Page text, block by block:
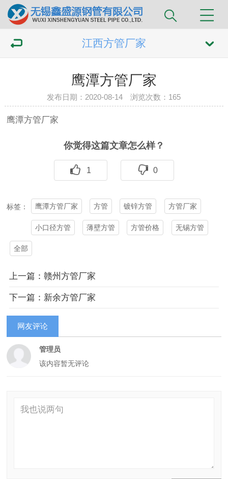
江西方管厂家
鹰潭方管厂家
发布日期：2020-08-14 浏览次数： 165
鹰潭方管厂家
你觉得这篇文章怎么样？
1 0
标签： 鹰潭方管厂家 方管 镀锌方管 方管厂家
小口径方管 薄壁方管 方管价格 无锡方管
全部
上一篇：赣州方管厂家
下一篇：新余方管厂家
网友评论
管理员
该内容暂无评论